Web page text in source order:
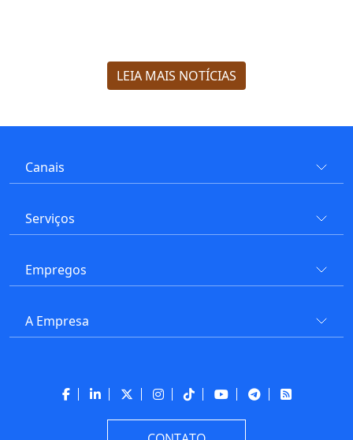
LEIA MAIS NOTÍCIAS
Canais
Serviços
Empregos
A Empresa